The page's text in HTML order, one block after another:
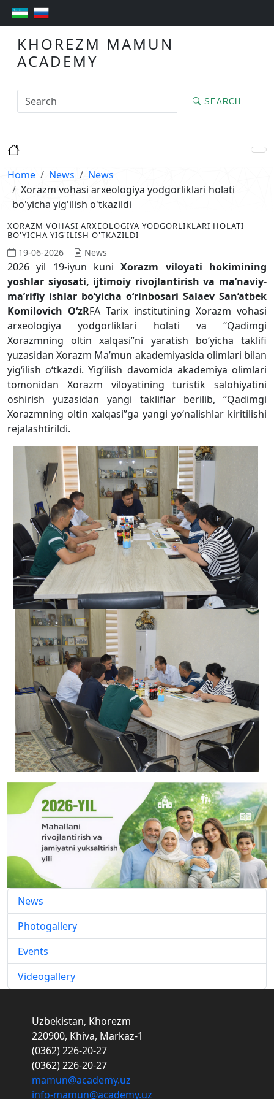
KHOREZM MAMUN
ACADEMY
SEARCH
Home News
News
Xorazm vohasi arxeologiya yodgorliklari holati
bo'yicha yig'ilish o'tkazildi
XORAZM VOHASI ARXEOLOGIYA YODGORLIKLARI HOLATI
BO'YICHA YIG'ILISH O'TKAZILDI
19-06-2026 News
2026 yil 19-iyun kuniXorazm viloyati hokimining
yoshlar siyosati, ijtimoiy rivojlantirish va ma’naviy-
ma’rifiy ishlar bo‘yicha o‘rinbosari Salaev San’atbek
Komilovich O‘zRFA Tarix institutining Xorazm vohasi
arxeologiya yodgorliklari holati va “Qadimgi
Xorazmning oltin xalqasi”ni yaratish bo‘yicha taklifi
yuzasidan Xorazm Ma’mun akademiyasida olimlari bilan
yig‘ilish o‘tkazdi. Yig‘ilish davomida akademiya olimlari
tomonidan Xorazm viloyatining turistik salohiyatini
oshirish yuzasidan yangi takliflar berilib, “Qadimgi
Xorazmning oltin xalqasi”ga yangi yo‘nalishlar kiritilishi
rejalashtirildi.
News
Photogallery
Events
Videogallery
Uzbekistan, Khorezm
220900, Khiva, Markaz-1
(0362) 226-20-27
(0362) 226-20-27
mamun@academy.uz
info-mamun@academy.uz